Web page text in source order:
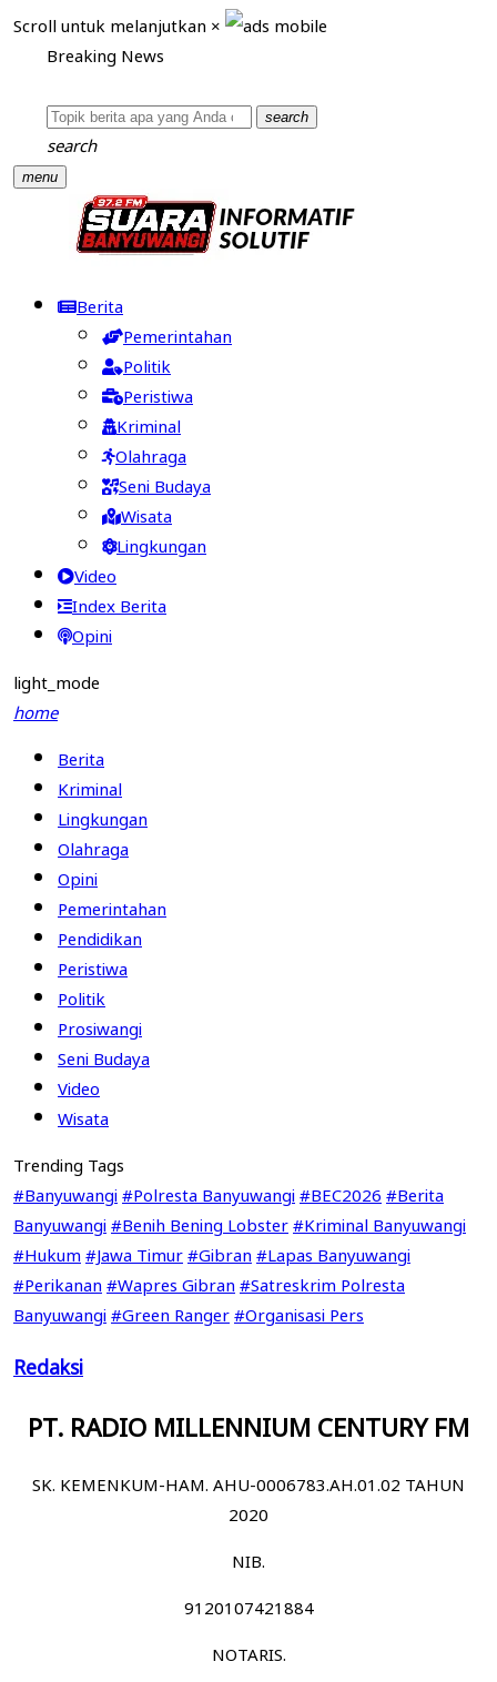
Scroll untuk melanjutkan ×
Breaking News
search
search
menu
Berita
Pemerintahan
Politik
Peristiwa
Kriminal
Olahraga
Seni Budaya
Wisata
Lingkungan
Video
Index Berita
Opini
light_mode
home
Berita
Kriminal
Lingkungan
Olahraga
Opini
Pemerintahan
Pendidikan
Peristiwa
Politik
Prosiwangi
Seni Budaya
Video
Wisata
Trending Tags
#Banyuwangi#Polresta Banyuwangi#BEC2026#Berita
Banyuwangi#Benih Bening Lobster#Kriminal Banyuwangi
#Hukum#Jawa Timur#Gibran#Lapas Banyuwangi
#Perikanan#Wapres Gibran#Satreskrim Polresta
Banyuwangi#Green Ranger#Organisasi Pers
Redaksi
PT. RADIO MILLENNIUM CENTURY FM
SK. KEMENKUM-HAM. AHU-0006783.AH.01.02 TAHUN
2020
NIB.
9120107421884
NOTARIS.